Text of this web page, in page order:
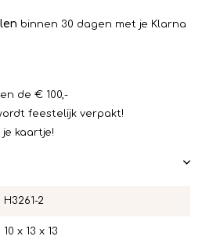
binnen 30 dagen met je Klarna
de € 100,-
feestelijk verpakt!
kaartje!
H3261-2
10 x 13 x 13